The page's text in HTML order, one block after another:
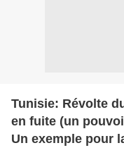
Tunisie: Révolte
en fuite (un
Un exemple pour